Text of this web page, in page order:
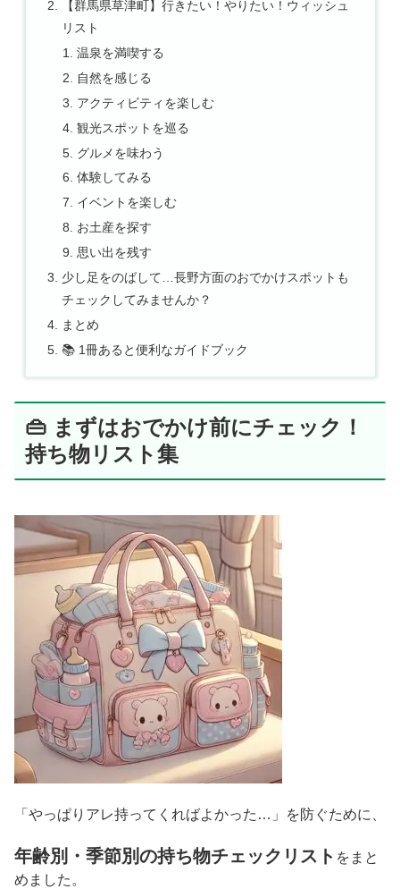
【群馬県草津町】行きたい！やりたい！ウィッシュ
リスト
温泉を満喫する
自然を感じる
アクティビティを楽しむ
観光スポットを巡る
グルメを味わう
体験してみる
イベントを楽しむ
お土産を探す
思い出を残す
少し足をのばして…長野方面のおでかけスポットも
チェックしてみませんか？
まとめ
📚 1冊あると便利なガイドブック
👜 まずはおでかけ前にチェック！
持ち物リスト集
「やっぱりアレ持ってくればよかった…」を防ぐために、
年齢別・季節別の持ち物チェックリスト をまと
めました。